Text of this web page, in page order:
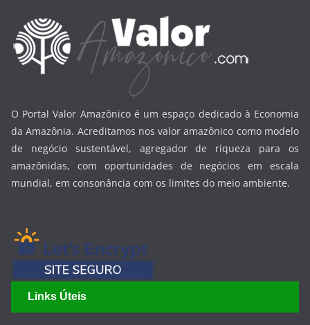
O Portal Valor Amazônico é um espaço dedicado à Economia
da Amazônia. Acreditamos nos valor amazônico como modelo
de negócio sustentável, agregador de riqueza para os
amazônidas, com oportunidades de negócios em escala
mundial, em consonância com os limites do meio ambiente.
Links Úteis